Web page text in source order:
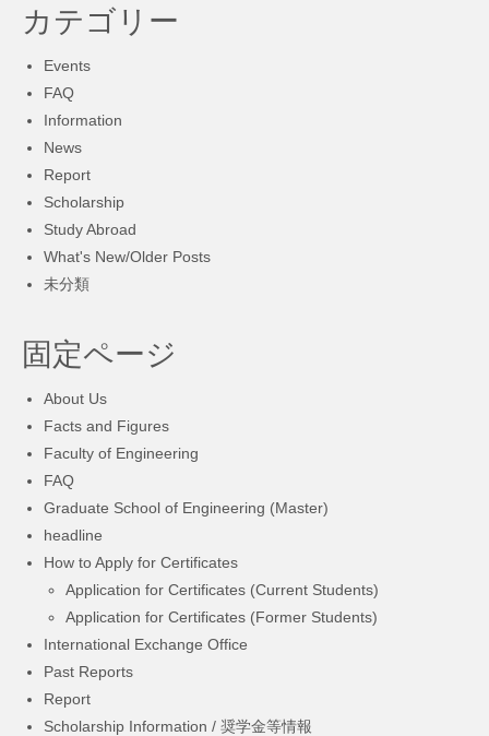
カテゴリー
Events
FAQ
Information
News
Report
Scholarship
Study Abroad
What's New/Older Posts
未分類
固定ページ
About Us
Facts and Figures
Faculty of Engineering
FAQ
Graduate School of Engineering (Master)
headline
How to Apply for Certificates
Application for Certificates (Current Students)
Application for Certificates (Former Students)
International Exchange Office
Past Reports
Report
Scholarship Information / 奨学金等情報